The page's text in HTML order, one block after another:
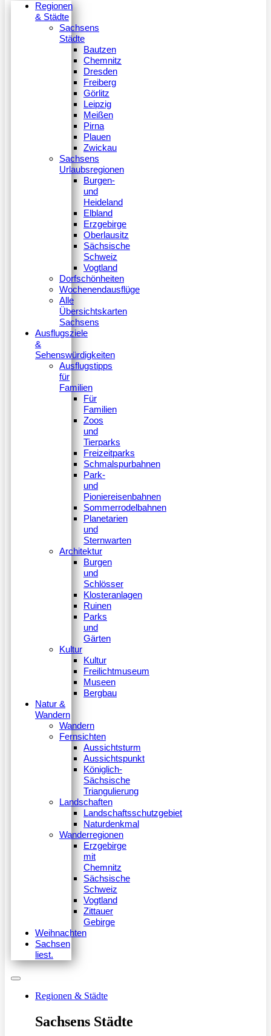
Regionen
& Städte
Sachsens
Städte
Bautzen
Chemnitz
Dresden
Freiberg
Görlitz
Leipzig
Meißen
Pirna
Plauen
Zwickau
Sachsens
Urlaubsregionen
Burgen-
und
Heideland
Elbland
Erzgebirge
Oberlausitz
Sächsische
Schweiz
Vogtland
Dorfschönheiten
Wochenendausflüge
Alle
Übersichtskarten
Sachsens
Ausflugsziele
&
Sehenswürdigkeiten
Ausflugstipps
für
Familien
Für
Familien
Zoos
und
Tierparks
Freizeitparks
Schmalspurbahnen
Park-
und
Pioniereisenbahnen
Sommerrodelbahnen
Planetarien
und
Sternwarten
Architektur
Burgen
und
Schlösser
Klosteranlagen
Ruinen
Parks
und
Gärten
Kultur
Kultur
Freilichtmuseum
Museen
Bergbau
Natur &
Wandern
Wandern
Fernsichten
Aussichtsturm
Aussichtspunkt
Königlich-
Sächsische
Triangulierung
Landschaften
Landschaftsschutzgebiet
Naturdenkmal
Wanderregionen
Erzgebirge
mit
Chemnitz
Sächsische
Schweiz
Vogtland
Zittauer
Gebirge
Weihnachten
Sachsen
liest.
Regionen & Städte
Sachsens Städte